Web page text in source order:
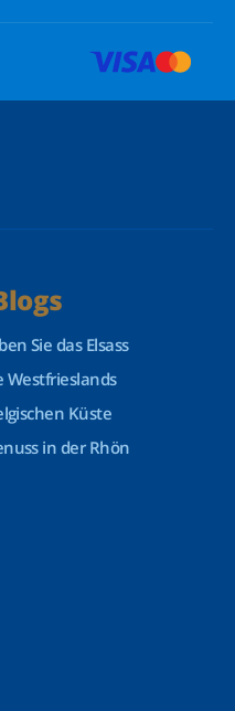
Sie das Elsass
Westfrieslands
Küste
in der Rhön